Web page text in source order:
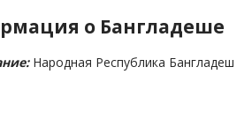
о Бангладеше
Народная Республика Бангладеш